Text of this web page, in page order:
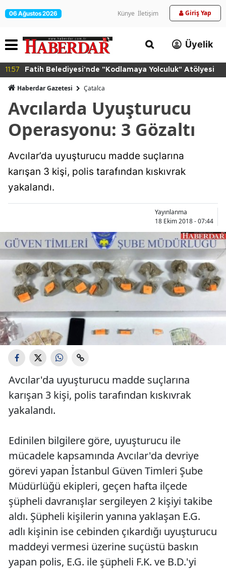
06 Ağustos 2026 Künye İletişim Giriş Yap
Üyelik
11:57 Fatih Belediyesi'nde "Kodlamaya Yolculuk" Atölyesi
Haberdar Gazetesi Çatalca
Avcılarda Uyuşturucu
Operasyonu: 3 Gözaltı
Avcılar’da uyuşturucu madde suçlarına
karışan 3 kişi, polis tarafından kıskıvrak
yakalandı.
Yayınlanma
18 Ekim 2018 - 07:44
Avcılar'da uyuşturucu madde suçlarına
karışan 3 kişi, polis tarafından kıskıvrak
yakalandı.
Edinilen bilgilere göre, uyuşturucu ile
mücadele kapsamında Avcılar'da devriye
görevi yapan İstanbul Güven Timleri Şube
Müdürlüğü ekipleri, geçen hafta ilçede
şüpheli davranışlar sergileyen 2 kişiyi takibe
aldı. Şüpheli kişilerin yanına yaklaşan E.G.
adlı kişinin ise cebinden çıkardığı uyuşturucu
maddeyi vermesi üzerine suçüstü baskın
yapan polis, E.G. ile şüpheli F.K. ve B.D.'yi